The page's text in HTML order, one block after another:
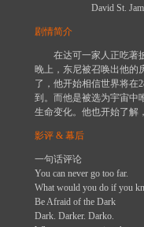
David St. James
剧情简介
在达可一家人正吃著披
晚上，东尼被召唤出他的
了，他开始相信世界将在
到。而他是被选为宇宙中
生命变化。他也开始了
影评 & 幕后
一句话评论
You can never go too far.
What would you do if you
Be Afraid of the Dark
Dark. Darker. Darko.